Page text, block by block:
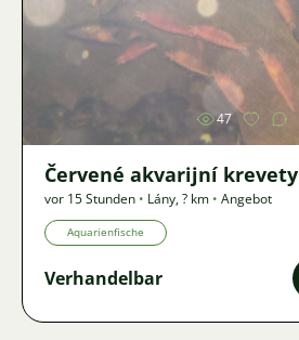
Bild
47
Červené akvarijní krevety
vor 15 Stunden • Lány,? km • Angebot
Aquarienfische
Verhandelbar